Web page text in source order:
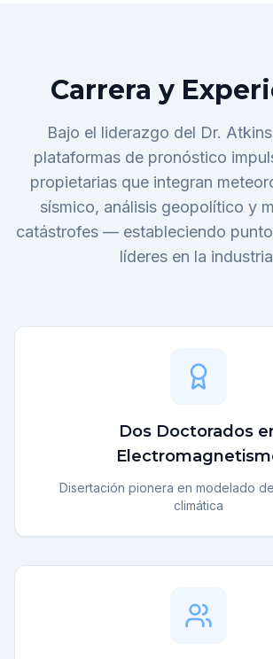
Carrera y
Bajo el liderazgo del Dr.
plataformas de pronóstico
propietarias que integran
sísmico, análisis geopolítico y
catástrofes — estableciendo
líderes en la
Dos Doctorados
Disertación pionera en modelado
climática